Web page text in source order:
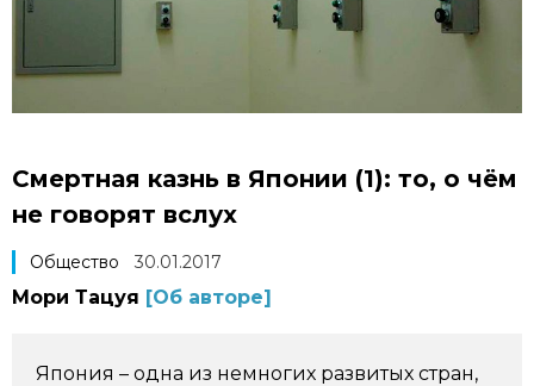
В деталях
Новости
Путеводитель по Японии
Смертная казнь в Японии (1): то, о чём
не говорят вслух
Общество 30.01.2017
Мори Тацуя [Об авторе]
Япония – одна из немногих развитых стран,